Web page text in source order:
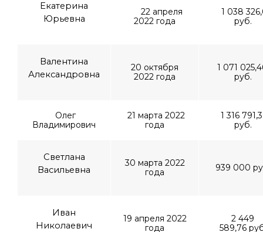
Екатерина
Юрьевна
22 апреля
2022 года
1 038
руб.
Валентина
Александровна
20 октября
2022 года
1 071
руб.
Олег
Владимирович
21 марта 2022
года
1 316
руб.
Светлана
Васильевна
30 марта 2022
года
939 000
Иван
Николаевич
19 апреля 2022
года
2 449
589,76